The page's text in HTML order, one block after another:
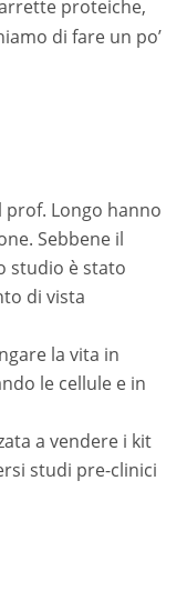
proteiche,
di fare un po’
Longo hanno
Sebbene il
studio è stato
di vista
la vita in
le cellule e in
a vendere i kit
studi pre-clinici